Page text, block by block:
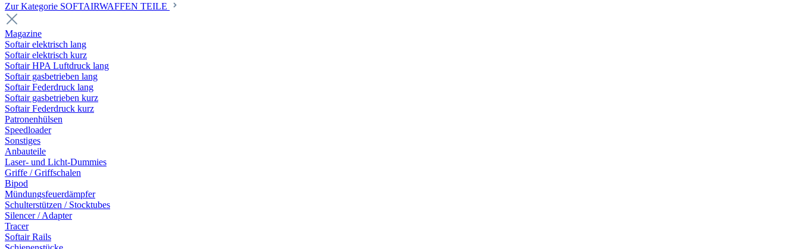
Zur Kategorie SOFTAIRWAFFEN TEILE
Magazine
Softair elektrisch lang
Softair elektrisch kurz
Softair HPA Luftdruck lang
Softair gasbetrieben lang
Softair Federdruck lang
Softair gasbetrieben kurz
Softair Federdruck kurz
Patronenhülsen
Speedloader
Sonstiges
Anbauteile
Laser- und Licht-Dummies
Griffe / Griffschalen
Bipod
Mündungsfeuerdämpfer
Schulterstützen / Stocktubes
Silencer / Adapter
Tracer
Softair Rails